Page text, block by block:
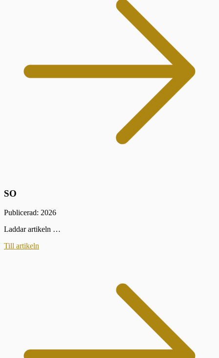
SO
Publicerad: 2026
Laddar artikeln …
Till artikeln